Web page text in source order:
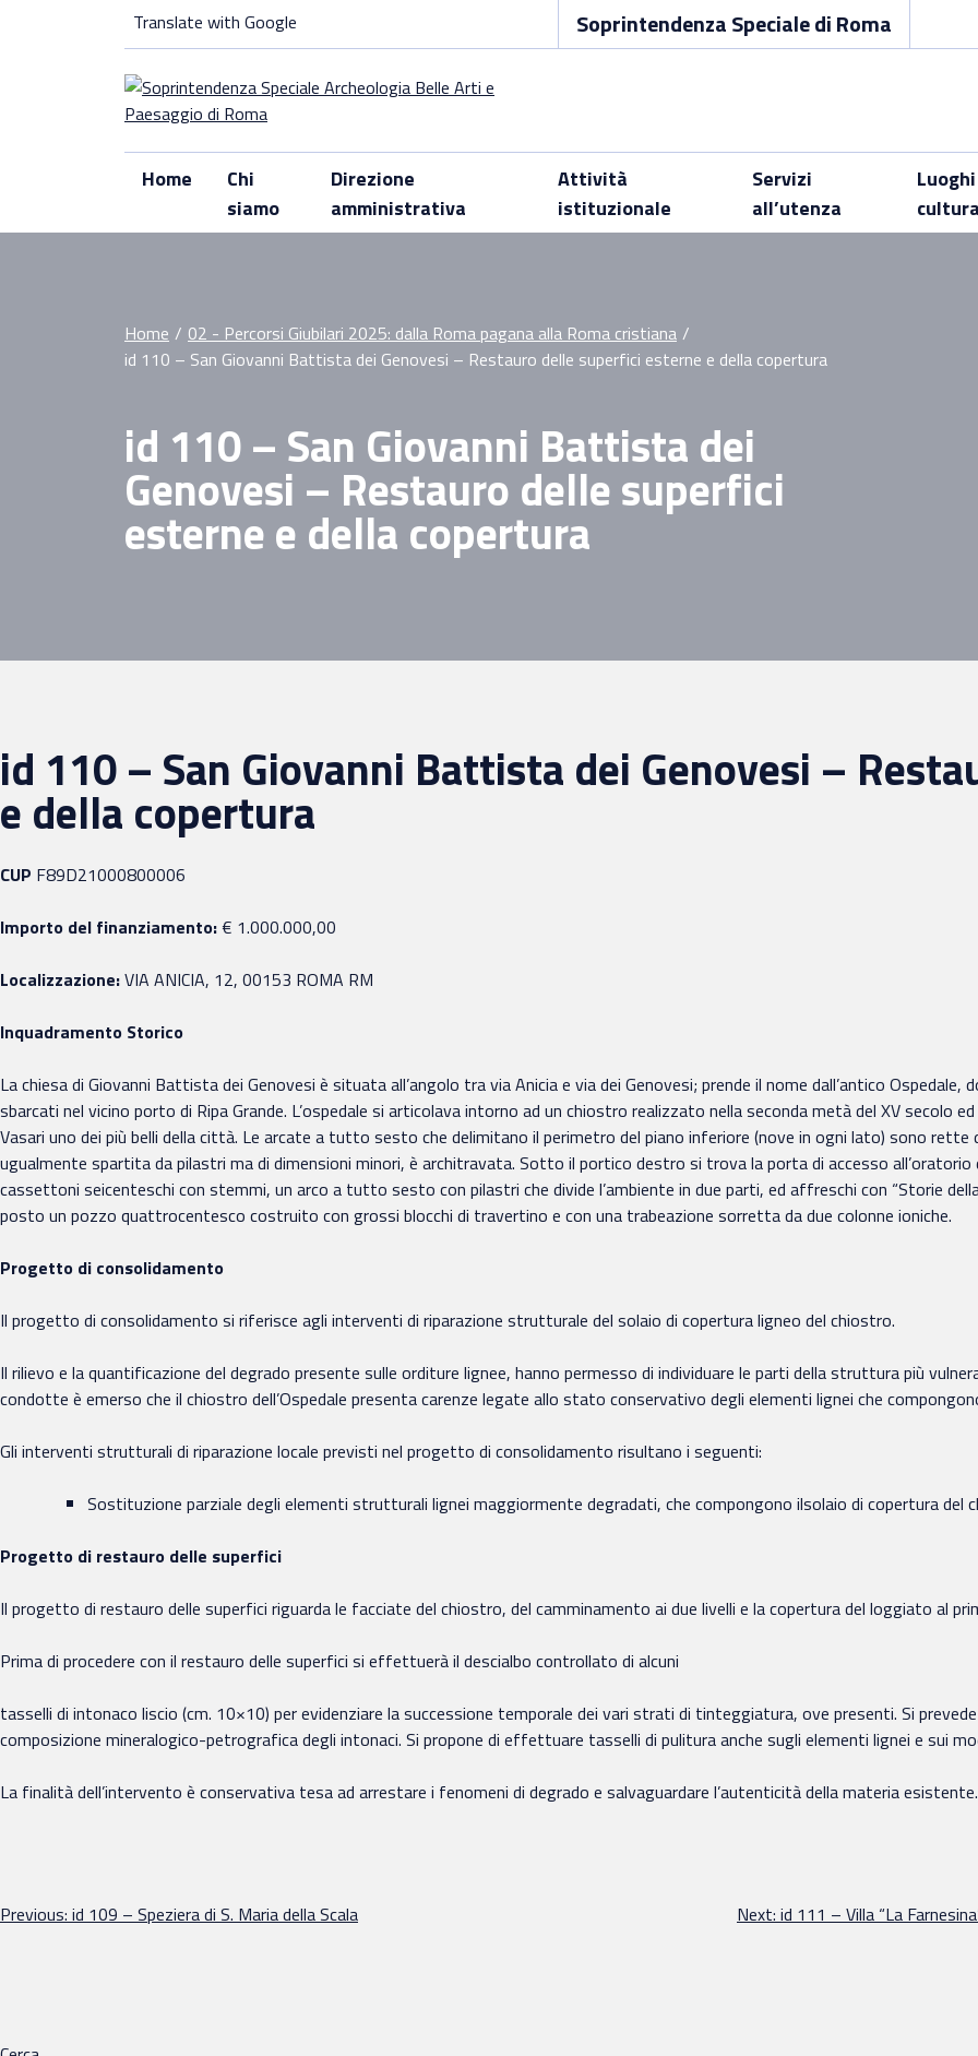
Translate with Google Soprintendenza Speciale di Roma
Home
Chi
siamo
Direzione
amministrativa
Attività
istituzionale
Servizi
all’utenza
cultura
Home / 02 - Percorsi Giubilari 2025: dalla Roma pagana alla Roma cristiana /
id 110 – San Giovanni Battista dei Genovesi – Restauro delle superfici esterne e della copertura
id 110 – San Giovanni Battista dei
Genovesi – Restauro delle superfici
esterne e della copertura
id 110 – San Giovanni Battista dei Genovesi –
e della copertura
CUP F89D21000800006
Importo del finanziamento:€ 1.000.000,00
Localizzazione:VIA ANICIA, 12, 00153 ROMA RM
Inquadramento Storico
La chiesa di Giovanni Battista dei Genovesi è situata all’angolo tra via Anicia e via dei Genovesi; prende il nome dall’antico
sbarcati nel vicino porto di Ripa Grande. L’ospedale si articolava intorno ad un chiostro realizzato nella seconda metà del XV
Vasari uno dei più belli della città. Le arcate a tutto sesto che delimitano il perimetro del piano inferiore (nove in ogni lato) sono
ugualmente spartita da pilastri ma di dimensioni minori, è architravata. Sotto il portico destro si trova la porta di accesso
cassettoni seicenteschi con stemmi, un arco a tutto sesto con pilastri che divide l’ambiente in due parti, ed affreschi con “Storie
posto un pozzo quattrocentesco costruito con grossi blocchi di travertino e con una trabeazione sorretta da due colonne ioniche.
Progetto di consolidamento
Il progetto di consolidamento si riferisce agli interventi di riparazione strutturale del solaio di copertura ligneo del chiostro.
Il rilievo e la quantificazione del degrado presente sulle orditure lignee, hanno permesso di individuare le parti della struttura più
condotte è emerso che il chiostro dell’Ospedale presenta carenze legate allo stato conservativo degli elementi lignei che
Gli interventi strutturali di riparazione locale previsti nel progetto di consolidamento risultano i seguenti:
Sostituzione parziale degli elementi strutturali lignei maggiormente degradati, che compongono ilsolaio di copertura del
Progetto di restauro delle superfici
Il progetto di restauro delle superfici riguarda le facciate del chiostro, del camminamento ai due livelli e la copertura del loggiato al
Prima di procedere con il restauro delle superfici si effettuerà il descialbo controllato di alcuni
tasselli di intonaco liscio (cm. 10×10) per evidenziare la successione temporale dei vari strati di tinteggiatura, ove presenti. Si
composizione mineralogico-petrografica degli intonaci. Si propone di effettuare tasselli di pulitura anche sugli elementi lignei e sui
La finalità dell’intervento è conservativa tesa ad arrestare i fenomeni di degrado e salvaguardare l’autenticità della materia esistente.
Navigazione
Previous: id 109 – Speziera di S. Maria della Scala Next: id 111 – Villa “La